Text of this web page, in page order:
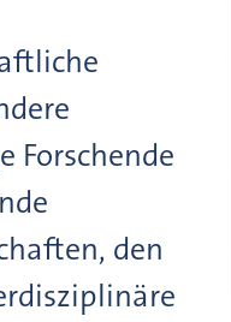
Forschende
den